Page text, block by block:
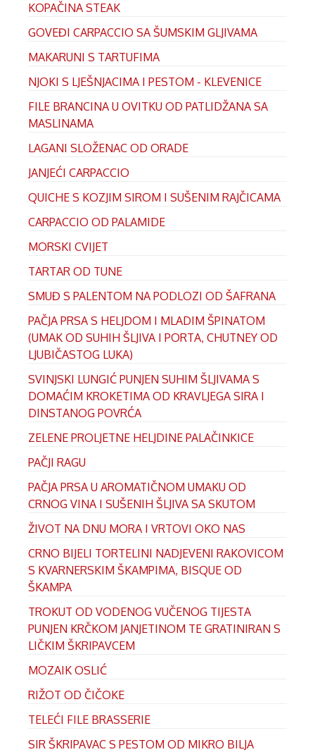
KOPAČINA STEAK
GOVEĐI CARPACCIO SA ŠUMSKIM GLJIVAMA
MAKARUNI S TARTUFIMA
NJOKI S LJEŠNJACIMA I PESTOM - KLEVENICE
FILE BRANCINA U OVITKU OD PATLIDŽANA SA
MASLINAMA
LAGANI SLOŽENAC OD ORADE
JANJEĆI CARPACCIO
QUICHE S KOZJIM SIROM I SUŠENIM RAJČICAMA
CARPACCIO OD PALAMIDE
MORSKI CVIJET
TARTAR OD TUNE
SMUĐ S PALENTOM NA PODLOZI OD ŠAFRANA
PAČJA PRSA S HELJDOM I MLADIM ŠPINATOM
(UMAK OD SUHIH ŠLJIVA I PORTA, CHUTNEY OD
LJUBIČASTOG LUKA)
SVINJSKI LUNGIĆ PUNJEN SUHIM ŠLJIVAMA S
DOMAĆIM KROKETIMA OD KRAVLJEGA SIRA I
DINSTANOG POVRĆA
ZELENE PROLJETNE HELJDINE PALAČINKICE
PAČJI RAGU
PAČJA PRSA U AROMATIČNOM UMAKU OD
CRNOG VINA I SUŠENIH ŠLJIVA SA SKUTOM
ŽIVOT NA DNU MORA I VRTOVI OKO NAS
CRNO BIJELI TORTELINI NADJEVENI RAKOVICOM
S KVARNERSKIM ŠKAMPIMA, BISQUE OD
ŠKAMPA
TROKUT OD VODENOG VUČENOG TIJESTA
PUNJEN KRČKOM JANJETINOM TE GRATINIRAN S
LIČKIM ŠKRIPAVCEM
MOZAIK OSLIĆ
RIŽOT OD ČIČOKE
TELEĆI FILE BRASSERIE
SIR ŠKRIPAVAC S PESTOM OD MIKRO BILJA